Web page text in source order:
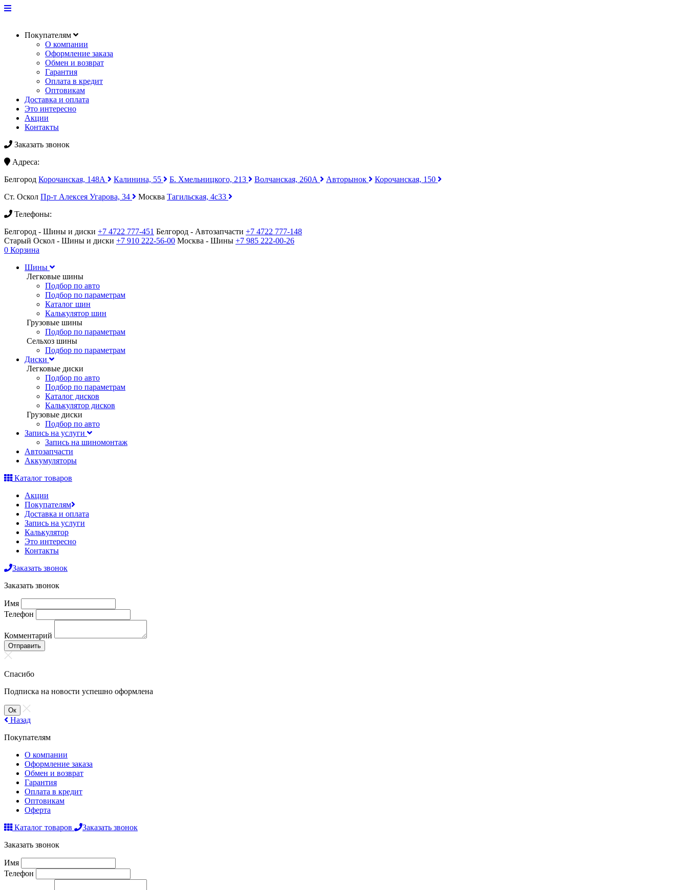
Покупателям
О компании
Оформление заказа
Обмен и возврат
Гарантия
Оплата в кредит
Оптовикам
Доставка и оплата
Это интересно
Акции
Контакты
Заказать звонок
Адреса:
Белгород Корочанская, 148А Калинина, 55 Б. Хмельницкого, 213 Волчанская, 260А Авторынок
Корочанская, 150
Ст. Оскол Пр-т Алексея Угарова, 34 Москва Тагильская, 4с33
Телефоны:
Белгород - Шины и диски +7 4722 777-451 Белгород - Автозапчасти +7 4722 777-148
Старый Оскол - Шины и диски +7 910 222-56-00 Москва - Шины +7 985 222-00-26
0 Корзина
Шины
Легковые шины
Подбор по авто
Подбор по параметрам
Каталог шин
Калькулятор шин
Грузовые шины
Подбор по параметрам
Сельхоз шины
Подбор по параметрам
Диски
Легковые диски
Подбор по авто
Подбор по параметрам
Каталог дисков
Калькулятор дисков
Грузовые диски
Подбор по авто
Запись на услуги
Запись на шиномонтаж
Автозапчасти
Аккумуляторы
Каталог товаров
Акции
Покупателям
Доставка и оплата
Запись на услуги
Калькулятор
Это интересно
Контакты
Заказать звонок
Заказать звонок
Имя
Телефон
Комментарий
Отправить
Спасибо
Подписка на новости успешно оформлена
Ок
Назад
Покупателям
О компании
Оформление заказа
Обмен и возврат
Гарантия
Оплата в кредит
Оптовикам
Оферта
Каталог товаров
Заказать звонок
Заказать звонок
Имя
Телефон